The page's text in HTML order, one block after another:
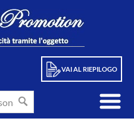
VAI AL RIEPILOGO